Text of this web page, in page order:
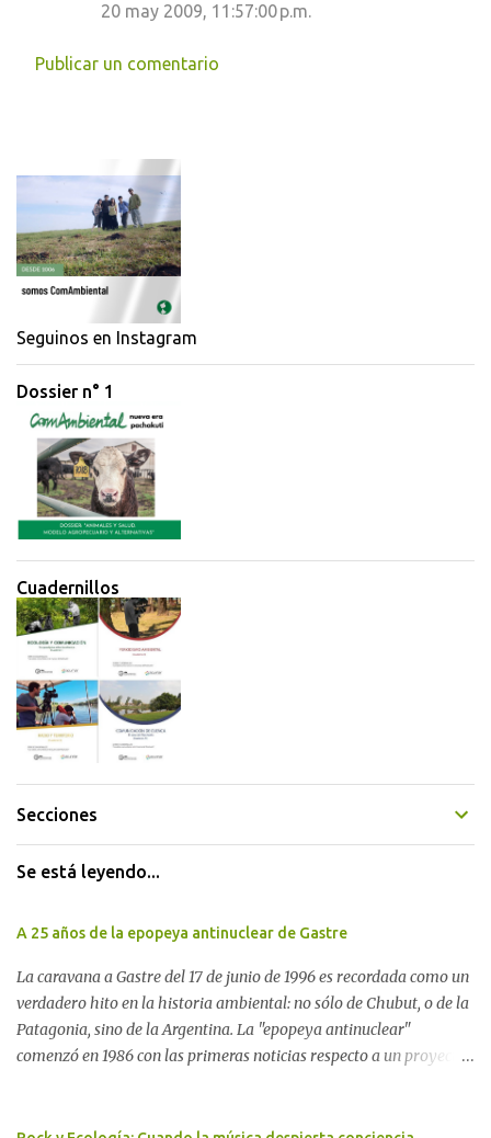
20 may 2009, 11:57:00 p.m.
Publicar un comentario
Seguinos en Instagram
Dossier n° 1
Cuadernillos
Secciones
Se está leyendo...
A 25 años de la epopeya antinuclear de Gastre
La caravana a Gastre del 17 de junio de 1996 es recordada como un
verdadero hito en la historia ambiental: no sólo de Chubut, o de la
Patagonia, sino de la Argentina. La "epopeya antinuclear"
comenzó en 1986 con las primeras noticias respecto a un proyecto